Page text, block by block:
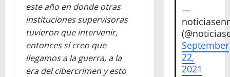
este año en donde otras
instituciones supervisoras
tuvieron que intervenir,
entonces sí creo que
llegamos a la guerra, a la
era del cibercrimen y esto
—
September
22,
2021